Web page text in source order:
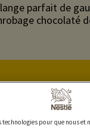
parfait de
chocolaté
pour que nous